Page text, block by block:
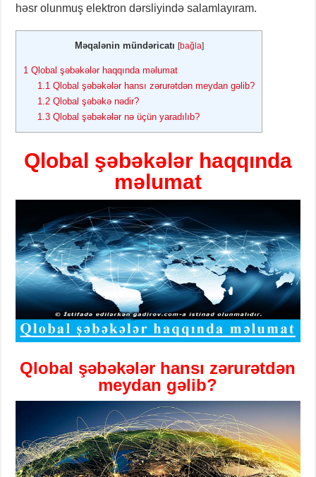
həsr olunmuş elektron dərsliyində salamlayıram.
Məqalənin mündəricatı [bağla]
1 Qlobal şəbəkələr haqqında məlumat
1.1 Qlobal şəbəkələr hansı zərurətdən meydan gəlib?
1.2 Qlobal şəbəkə nədir?
1.3 Qlobal şəbəkələr nə üçün yaradılıb?
Qlobal şəbəkələr haqqında
məlumat
Qlobal şəbəkələr hansı zərurətdən
meydan gəlib?